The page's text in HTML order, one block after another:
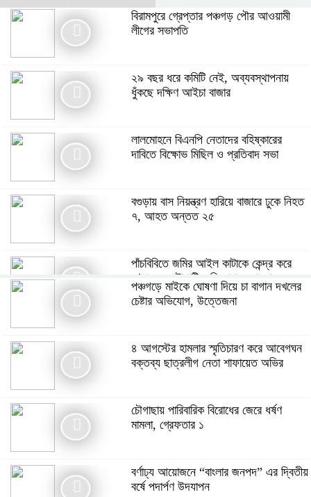
বিরামপুরে গ্রেপ্তার পঞ্চগড় পৌর আওয়ামী
লীগের সভাপতি
২৯ বছর ধরে কমিটি নেই, অব্যবস্থাপনায়
ধুঁকছে দক্ষিণ আইচা বাজার
লালমোহনে বিএনপি নেতাদের বহিষ্কারের
দাবিতে বিক্ষোভ মিছিল ও প্রতিবাদ সভা
বগুড়ায় বাস নিয়ন্ত্রণ হারিয়ে বাজারে ঢুকে নিহত
৭, আহত অন্তত ২৫
পাঁচবিবিতে জমির আইল কাটাকে কেন্দ্র করে
দু’পক্ষের পাল্টাপাল্টি অভিযোগ ও মামলা
অভিযোগ, থানায় মামলা ধর্ষক গ্রেফতার
দলীয় ঐক্যের স্মারকলিপি
বর্ষে পদার্পণ উদযাপন
পঞ্চগড়ে মাইকে ঘোষণা দিয়ে চা বাগান দখলের
চেষ্টার অভিযোগ, উত্তেজনা
৪ আগস্টের হামলার স্মৃতিচারণ করে আবেগঘন
বক্তব্য ছাত্রলীগ নেতা শাফায়েত অভির
চৌগাছায় পারিবারিক বিরোধের জেরে ধর্ষণ
মামলা, গ্রেফতার ১
বর্ণাঢ্য আয়োজনে “বাংলার জনপদ” এর দ্বিতীয়
বর্ষে পদার্পণ উদযাপন